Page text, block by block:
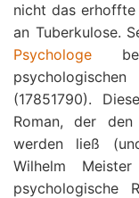
nicht das
an Tuberkulose.
Psychologe
(17851790).
Roman, der
werden ließ
Wilhelm
psychologische